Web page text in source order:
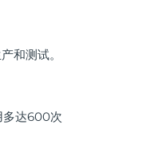
和测试。
多达600次